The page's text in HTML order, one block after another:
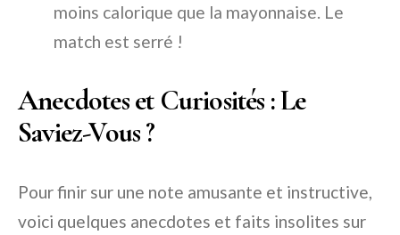
moins calorique que la mayonnaise. Le
match est serré !
Anecdotes et Curiosités : Le
Saviez-Vous ?
Pour finir sur une note amusante et instructive,
voici quelques anecdotes et faits insolites sur